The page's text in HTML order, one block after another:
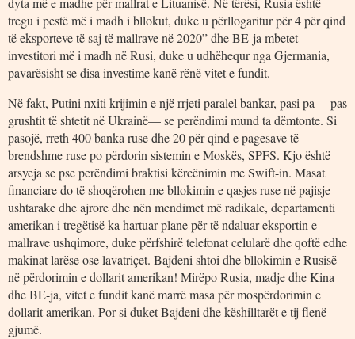
tregu i pestë më i madh i bllokut, duke u përllogaritur për 4 për qind
të eksporteve të saj të mallrave në 2020” dhe BE-ja mbetet
investitori më i madh në Rusi, duke u udhëhequr nga Gjermania,
pavarësisht se disa investime kanë rënë vitet e fundit.
Në fakt, Putini nxiti krijimin e një rrjeti paralel bankar, pasi pa —pas
grushtit të shtetit në Ukrainë— se perëndimi mund ta dëmtonte. Si
pasojë, rreth 400 banka ruse dhe 20 për qind e pagesave të
brendshme ruse po përdorin sistemin e Moskës, SPFS. Kjo është
arsyeja se pse perëndimi braktisi kërcënimin me Swift-in. Masat
financiare do të shoqërohen me bllokimin e qasjes ruse në pajisje
ushtarake dhe ajrore dhe nën mendimet më radikale, departamenti
amerikan i tregëtisë ka hartuar plane për të ndaluar eksportin e
mallrave ushqimore, duke përfshirë telefonat celularë dhe qoftë edhe
makinat larëse ose lavatriçet. Bajdeni shtoi dhe bllokimin e Rusisë
në përdorimin e dollarit amerikan! Mirëpo Rusia, madje dhe Kina
dhe BE-ja, vitet e fundit kanë marrë masa për mospërdorimin e
dollarit amerikan. Por si duket Bajdeni dhe këshilltarët e tij flenë
gjumë.